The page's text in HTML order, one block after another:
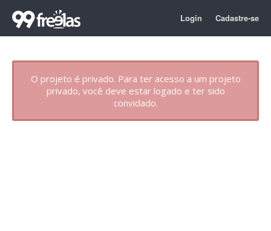
Login Cadastre-se
O projeto é privado. Para ter acesso a um projeto
privado, você deve estar logado e ter sido
convidado.